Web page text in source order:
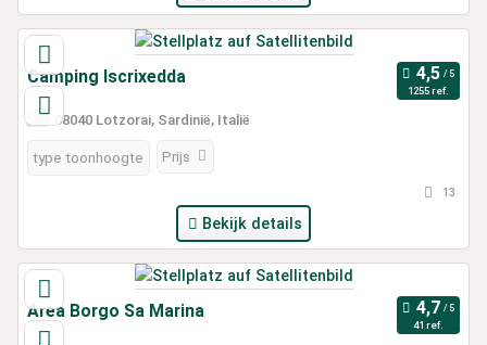
Camping Iscrixedda
1255 ref.
08040 Lotzorai, Sardinië, Italië
type toonhoogte Prijs
13
Bekijk details
Area Borgo Sa Marina
41 ref.